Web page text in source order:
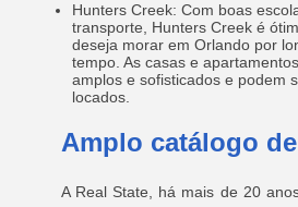
Hunters Creek: Com boas
transporte, Hunters Creek é
deseja morar em Orlando por
tempo. As casas e
amplos e sofisticados e podem
locados.
Amplo catálogo
A Real State, há mais de 20